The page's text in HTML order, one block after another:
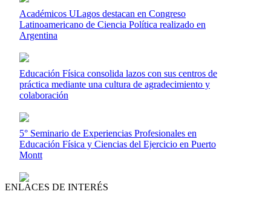
Académicos ULagos destacan en Congreso
Latinoamericano de Ciencia Política realizado en
Argentina
Educación Física consolida lazos con sus centros de
práctica mediante una cultura de agradecimiento y
colaboración
5° Seminario de Experiencias Profesionales en
Educación Física y Ciencias del Ejercicio en Puerto
Montt
ENLACES DE INTERÉS